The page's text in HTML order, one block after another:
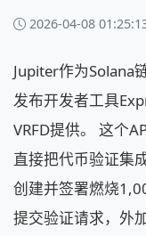
2026-04-08
Jupiter作为Solana
发布开发者工具
VRFD提供。 这个
直接把代币验证集
创建并签署燃烧
提交验证请求，外